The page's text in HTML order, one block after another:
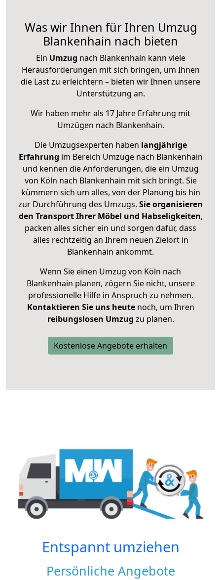
Was wir Ihnen für Ihren Umzug
Blankenhain nach bieten
Ein Umzug nach Blankenhain kann viele
Herausforderungen mit sich bringen, um Ihnen
die Last zu erleichtern – bieten wir Ihnen unsere
Unterstützung an.
Wir haben mehr als 17 Jahre Erfahrung mit
Umzügen nach Blankenhain.
Die Umzugsexperten haben langjährige
Erfahrung im Bereich Umzüge nach Blankenhain
und kennen die Anforderungen, die ein Umzug
von Köln nach Blankenhain mit sich bringt. Sie
kümmern sich um alles, von der Planung bis hin
zur Durchführung des Umzugs. Sie organisieren
den Transport Ihrer Möbel und Habseligkeiten,
packen alles sicher ein und sorgen dafür, dass
alles rechtzeitig an Ihrem neuen Zielort in
Blankenhain ankommt.
Wenn Sie einen Umzug von Köln nach
Blankenhain planen, zögern Sie nicht, unsere
professionelle Hilfe in Anspruch zu nehmen.
Kontaktieren Sie uns heutenoch, um Ihren
reibungslosen Umzug zu planen.
Kostenlose Angebote erhalten
Entspannt umziehen
Persönliche Angebote